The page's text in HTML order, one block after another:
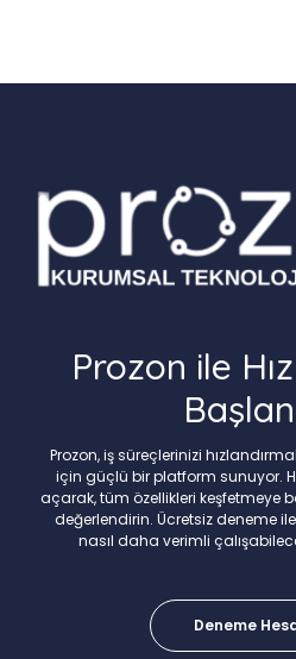
Prozon ile
Prozon, iş süreçlerinizi
için güçlü bir platform sunuyor.
açarak, tüm özellikleri keşfetmeye
değerlendirin. Ücretsiz deneme
nasıl daha verimli
Deneme